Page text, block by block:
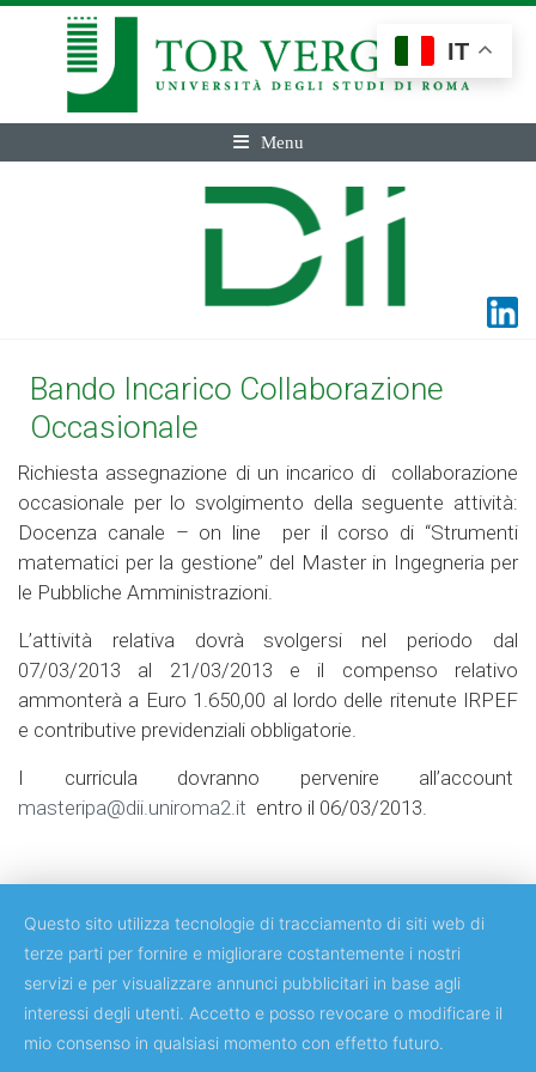
Menu
Bando Incarico Collaborazione
Occasionale
Richiesta assegnazione di un incarico di collaborazione
occasionale per lo svolgimento della seguente attività:
Docenza canale – on line per il corso di “Strumenti
matematici per la gestione” del Master in Ingegneria per
le Pubbliche Amministrazioni.
L’attività relativa dovrà svolgersi nel periodo dal
07/03/2013 al 21/03/2013 e il compenso relativo
ammonterà a Euro 1.650,00 al lordo delle ritenute IRPEF
e contributive previdenziali obbligatorie.
I curricula dovranno pervenire all’account
masteripa@dii.uniroma2.it entro il 06/03/2013.
Copyright © 2018 Università degli Studi di Roma Tor Vergata
IT
Questo sito utilizza tecnologie di tracciamento di siti web di
terze parti per fornire e migliorare costantemente i nostri
servizi e per visualizzare annunci pubblicitari in base agli
interessi degli utenti. Accetto e posso revocare o modificare il
mio consenso in qualsiasi momento con effetto futuro.